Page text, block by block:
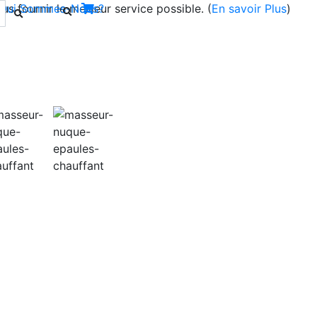
fournir le meilleur service possible. (En savoir Plus)
Qui Sommes-Nous?